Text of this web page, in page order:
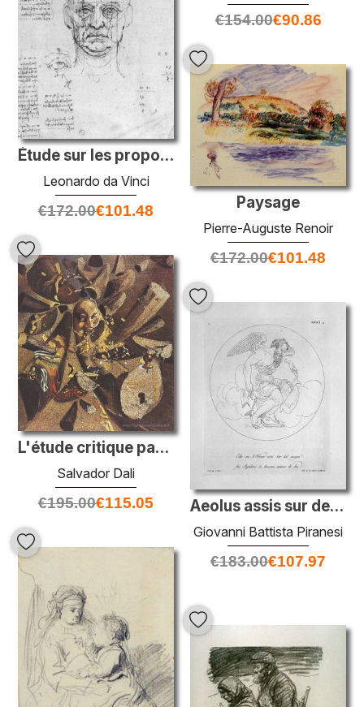
€154.00€90.86
Étude sur les proportions de la tête et des yeux
Leonardo da Vinci
€172.00€101.48 Paysage
Pierre-Auguste Renoir
€172.00€101.48
L'étude critique paranoïaque du laker de Vermeer
Salvador Dali
€195.00€115.05 Aeolus assis sur des nuages
Giovanni Battista Piranesi
€183.00€107.97